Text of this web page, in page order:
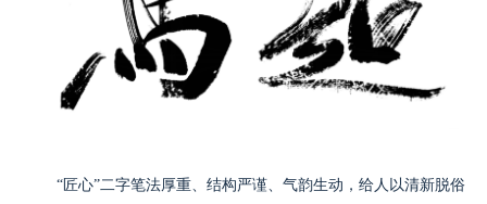
“匠心”二字笔法厚重、结构严谨、气韵生动，给人以清新脱俗